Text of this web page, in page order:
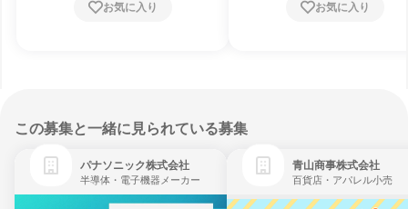
お気に入り お気に入り
この募集と一緒に見られている募集
パナソニック株式会社
半導体・電子機器メーカー
青山商事株式会社
百貨店・アパレル小売